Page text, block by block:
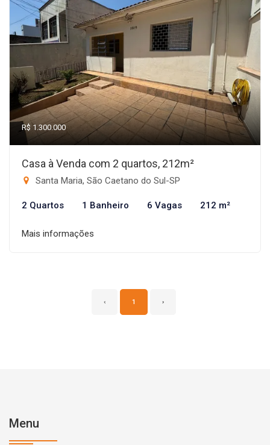
R$ 1.300.000
Casa à Venda com 2 quartos, 212m²
Santa Maria, São Caetano do Sul-SP
2 Quartos 1 Banheiro 6 Vagas 212 m²
Mais informações
‹ 1 ›
Menu